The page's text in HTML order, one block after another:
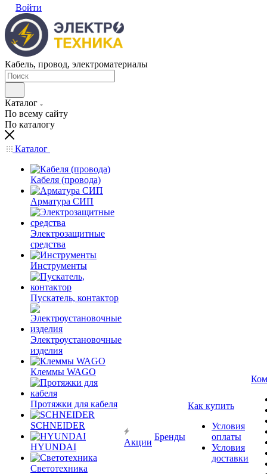
Войти
Кабель, провод, электроматериалы
Каталог
По всему сайту
По каталогу
Каталог
Кабеля (провода)
Арматура СИП
Электрозащитные
средства
Инструменты
Пускатель, контактор
Электроустановочные
изделия
Клеммы WAGO
Протяжки для кабеля
SCHNEIDER
HYUNDAI
Светотехника
Акции
Бренды
Как купить
Условия
оплаты
Условия
доставки